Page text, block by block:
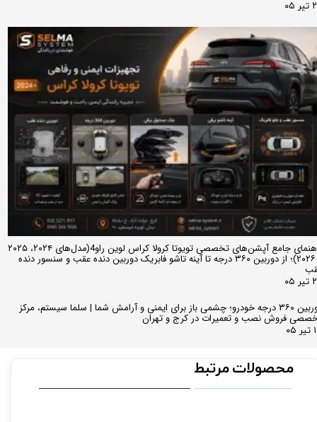
راهنمای جامع آپشن‌های تخصصی تویوتا کرولا کراس لوین راو4(مدل‌های ۲۰۲۴، ۲۰۲۵
و ۲۰۲۶)؛ از دوربین ۳۶۰ درجه تا آینه تاشو فابریک دوربین دنده عقب و سنسور دنده
دوربین ۳۶۰ درجه خودرو؛ چشمی باز برای ایمنی و آرامش شما | سلما سیستم، مرکز
فروش نصب و تعمیرات در کرج و تهران
محصولات مرتبط